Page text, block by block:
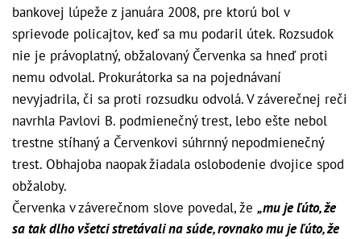
bankovej lúpeže z januára 2008, pre ktorú bol v
sprievode policajtov, keď sa mu podaril útek. Rozsudok
nie je právoplatný, obžalovaný Červenka sa hneď proti
nemu odvolal. Prokurátorka sa na pojednávaní
nevyjadrila, či sa proti rozsudku odvolá. V záverečnej reči
navrhla Pavlovi B. podmienečný trest, lebo ešte nebol
trestne stíhaný a Červenkovi súhrnný nepodmienečný
trest. Obhajoba naopak žiadala oslobodenie dvojice spod
obžaloby.
Červenka v záverečnom slove povedal, že „mu je ľúto, že
sa tak dlho všetci stretávali na súde, rovnako mu je ľúto, že